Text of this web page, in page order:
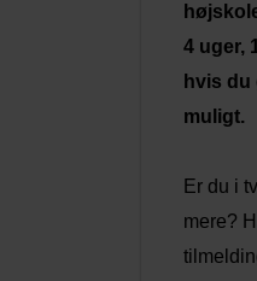
4 uger,
hvis du
muligt.
Er du i
mere?